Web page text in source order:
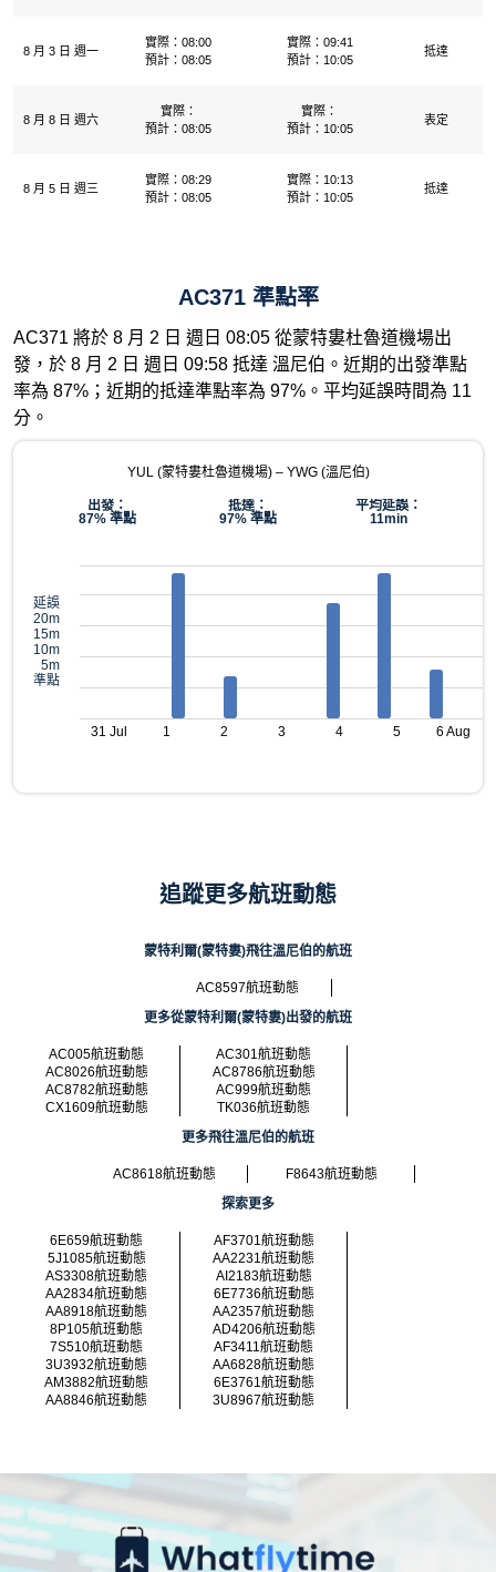
8 月 3 日 週一
實際：08:00
預計：08:05
實際：09:41
預計：10:05
抵達
8 月 8 日 週六
實際：
預計：08:05
實際：
預計：10:05
表定
8 月 5 日 週三
實際：08:29
預計：08:05
實際：10:13
預計：10:05
抵達
AC371 準點率
AC371 將於 8 月 2 日 週日 08:05 從蒙特婁杜魯道機場出
發，於 8 月 2 日 週日 09:58 抵達 溫尼伯。近期的出發準點
率為 87%；近期的抵達準點率為 97%。平均延誤時間為 11
分。
YUL (蒙特婁杜魯道機場) – YWG (溫尼伯)
出發：
87% 準點
抵達：
97% 準點
平均延誤：
11min
延誤
20m
15m
10m
5m
準點
31 Jul 1 2 3 4 5 6 Aug
追蹤更多航班動態
蒙特利爾(蒙特婁)飛往溫尼伯的航班
AC8597航班動態
更多從蒙特利爾(蒙特婁)出發的航班
AC005航班動態
AC301航班動態
AC8026航班動態
AC8786航班動態
AC8782航班動態
AC999航班動態
CX1609航班動態
TK036航班動態
更多飛往溫尼伯的航班
AC8618航班動態
F8643航班動態
探索更多
6E659航班動態
AF3701航班動態
5J1085航班動態
AA2231航班動態
AS3308航班動態
AI2183航班動態
AA2834航班動態
6E7736航班動態
AA8918航班動態
AA2357航班動態
8P105航班動態
AD4206航班動態
7S510航班動態
AF3411航班動態
3U3932航班動態
AA6828航班動態
AM3882航班動態
6E3761航班動態
AA8846航班動態
3U8967航班動態